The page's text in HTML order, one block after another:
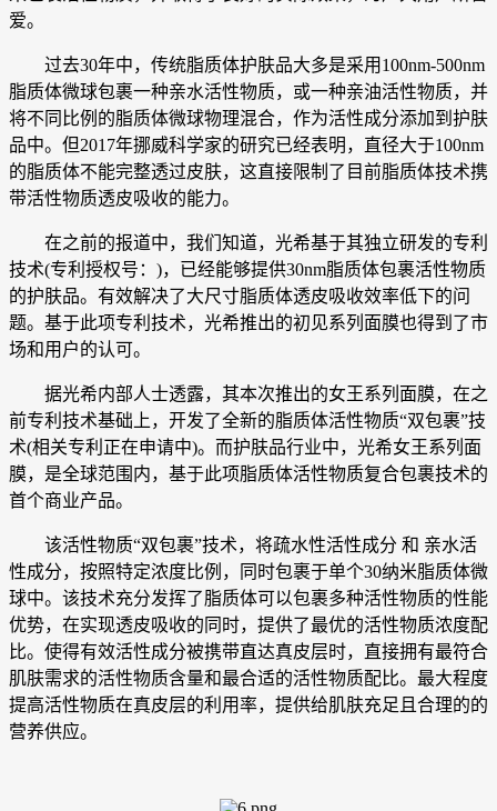
爱。
过去30年中，传统脂质体护肤品大多是采用100nm-500nm
脂质体微球包裹一种亲水活性物质，或一种亲油活性物质，并
将不同比例的脂质体微球物理混合，作为活性成分添加到护肤
品中。但2017年挪威科学家的研究已经表明，直径大于100nm
的脂质体不能完整透过皮肤，这直接限制了目前脂质体技术携
带活性物质透皮吸收的能力。
在之前的报道中，我们知道，光希基于其独立研发的专利
技术(专利授权号：)，已经能够提供30nm脂质体包裹活性物质
的护肤品。有效解决了大尺寸脂质体透皮吸收效率低下的问
题。基于此项专利技术，光希推出的初见系列面膜也得到了市
场和用户的认可。
据光希内部人士透露，其本次推出的女王系列面膜，在之
前专利技术基础上，开发了全新的脂质体活性物质“双包裹”技
术(相关专利正在申请中)。而护肤品行业中，光希女王系列面
膜，是全球范围内，基于此项脂质体活性物质复合包裹技术的
首个商业产品。
该活性物质“双包裹”技术，将疏水性活性成分 和 亲水活
性成分，按照特定浓度比例，同时包裹于单个30纳米脂质体微
球中。该技术充分发挥了脂质体可以包裹多种活性物质的性能
优势，在实现透皮吸收的同时，提供了最优的活性物质浓度配
比。使得有效活性成分被携带直达真皮层时，直接拥有最符合
肌肤需求的活性物质含量和最合适的活性物质配比。最大程度
提高活性物质在真皮层的利用率，提供给肌肤充足且合理的的
营养供应。